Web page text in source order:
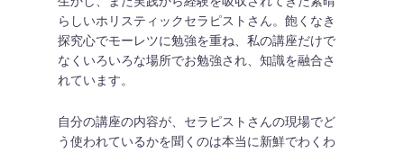
らしいホリスティックセラピストさん。飽くなき
探究心でモーレツに勉強を重ね、私の講座だけで
なくいろいろな場所でお勉強され、知識を融合さ
れています。
自分の講座の内容が、セラピストさんの現場でど
う使われているかを聞くのは本当に新鮮でわくわ